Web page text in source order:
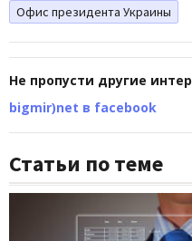
Офис президента Украины
Не пропусти другие
bigmir)net в facebook
Статьи по теме